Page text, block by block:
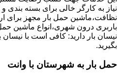
نیاز به کارگر خالی برای بسته بندی
نظافت،ماشین حمل بار مجهز برای
باربری درون شهری،انواع ماشین
نیسان بار دارید: کافی است با
بگیرید.
حمل بار به شهرستان با وانت